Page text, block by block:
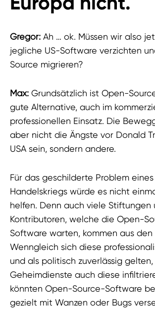
Gregor: Ah … ok. Müssen wir also
jegliche US-Software verzichten
Source migrieren?
Max: Grundsätzlich ist Open-
gute Alternative, auch im
professionellen Einsatz. Die
aber nicht die Ängste vor Donald
USA sein, sondern andere.
Für das geschilderte Problem eines
Handelskriegs würde es nicht
helfen. Denn auch viele Stiftungen
Kontributoren, welche die Open-
Software warten, kommen aus den
Wenngleich sich diese
und als politisch zuverlässig
Geheimdienste auch diese
könnten Open-Source-Software
gezielt mit Wanzen oder Bugs